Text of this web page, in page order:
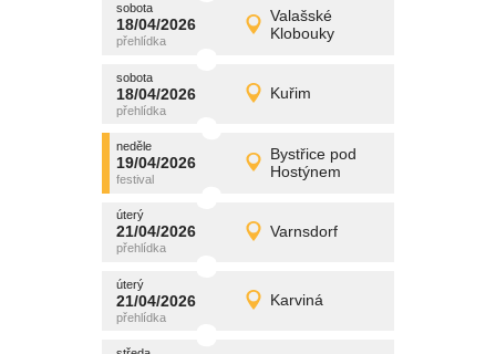
sobota
18/04/2026
Valašské
Klobouky
sobota
18/04/2026 Detail
promítání
sobota
18/04/2026 Kuřim
sobota
18/04/2026 Detail
promítání
neděle
19/04/2026
Bystřice pod
Hostýnem
neděle
19/04/2026 Detail
promítání
úterý
21/04/2026 Varnsdorf
úterý
21/04/2026 Detail
promítání
úterý
21/04/2026 Karviná
úterý
21/04/2026 Detail
promítání